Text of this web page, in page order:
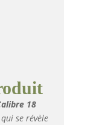
18
se révèle